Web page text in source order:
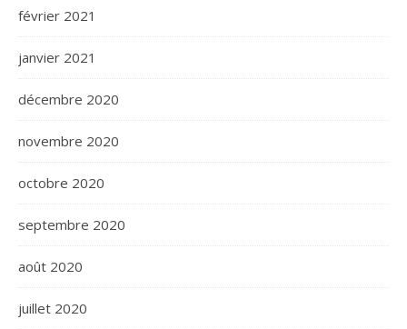
février 2021
janvier 2021
décembre 2020
novembre 2020
octobre 2020
septembre 2020
août 2020
juillet 2020